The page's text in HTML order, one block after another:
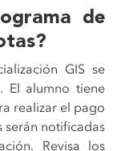
de
GIS se
El alumno tiene
realizar el pago
serán notificadas
Revisa los